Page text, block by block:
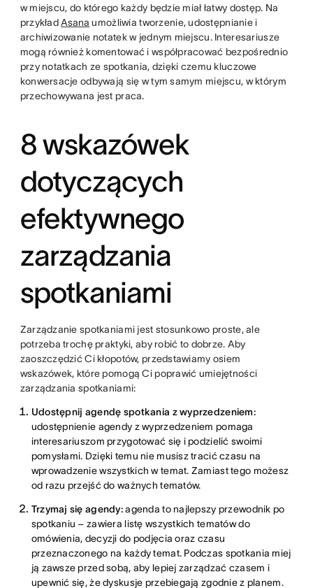
w miejscu, do którego każdy będzie miał łatwy dostęp. Na
przykładAsana umożliwia tworzenie, udostępnianie i
archiwizowanie notatek w jednym miejscu. Interesariusze
mogą również komentować i współpracować bezpośrednio
przy notatkach ze spotkania, dzięki czemu kluczowe
konwersacje odbywają się w tym samym miejscu, w którym
przechowywana jest praca.
8 wskazówek
dotyczących
efektywnego
zarządzania
spotkaniami
Zarządzanie spotkaniami jest stosunkowo proste, ale
potrzeba trochę praktyki, aby robić to dobrze. Aby
zaoszczędzić Ci kłopotów, przedstawiamy osiem
wskazówek, które pomogą Ci poprawić umiejętności
zarządzania spotkaniami:
Udostępnij agendę spotkania z wyprzedzeniem:
udostępnienie agendy z wyprzedzeniem pomaga
interesariuszom przygotować się i podzielić swoimi
pomysłami. Dzięki temu nie musisz tracić czasu na
wprowadzenie wszystkich w temat. Zamiast tego możesz
od razu przejść do ważnych tematów.
Trzymaj się agendy:agenda to najlepszy przewodnik po
spotkaniu – zawiera listę wszystkich tematów do
omówienia, decyzji do podjęcia oraz czasu
przeznaczonego na każdy temat. Podczas spotkania miej
ją zawsze przed sobą, aby lepiej zarządzać czasem i
upewnić się, że dyskusje przebiegają zgodnie z planem.